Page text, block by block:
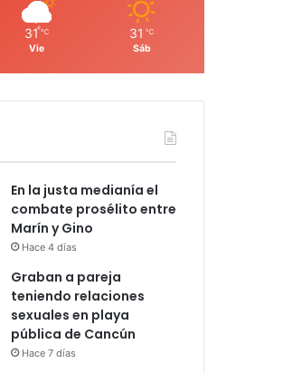
31 ℃
Vie
31 ℃
Sáb
En la justa medianía el
combate prosélito entre
Marín y Gino
Hace 4 días
Graban a pareja
teniendo relaciones
sexuales en playa
pública de Cancún
Hace 7 días